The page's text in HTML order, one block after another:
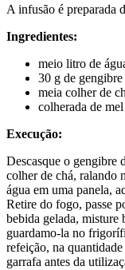
A infusão é preparada
Ingredientes:
meio litro de
30 g de
meia colher de
colherada de mel
Execução:
Descasque o gengibre
colher de chá, ralando
água em uma panela,
Retire do fogo, passe
bebida gelada, misture
guardamo-la no
refeição, na
garrafa antes da